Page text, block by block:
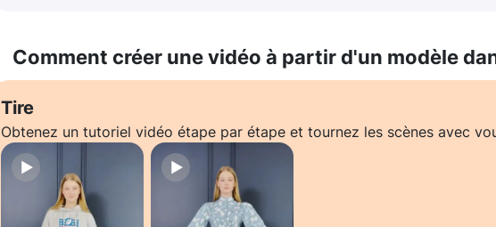
Comment créer une vidéo à partir d'un modèle
Tire
Obtenez un tutoriel vidéo étape par étape et tournez les scènes avec